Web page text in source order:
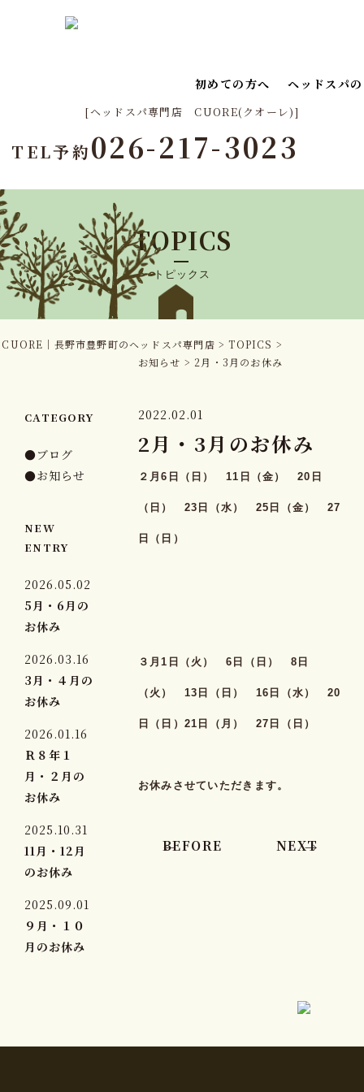
初めての方へ ヘッドスパ
[ヘッドスパ専門店 CUORE(クオーレ)]
TEL予約026-217-3023
TOPICS
トピックス
CUORE｜長野市豊野町のヘッドスパ専門店 >TOPICS >
お知らせ > 2月・3月のお休み
2022.02.01
2月・3月のお休み
２月6日（日） 11日（金） 20日
（日） 23日（水） 25日（金） 27
日（日）
３月1日（火） 6日（日） 8日
（火） 13日（日） 16日（水） 20
日（日）21日（月） 27日（日）
お休みさせていただきます。
BEFORE NEXT
CATEGORY
●ブログ
●お知らせ
NEW
ENTRY
2026.05.02
5月・6月の
お休み
2026.03.16
3月・４月の
お休み
2026.01.16
Ｒ８年１
月・２月の
お休み
2025.10.31
11月・12月
のお休み
2025.09.01
９月・１０
月のお休み